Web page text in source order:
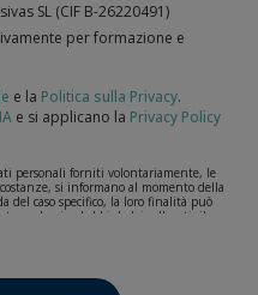
SL (CIF B-­26220491)
per formazione e
e la Politica sulla Privacy.
e si applicano la Privacy Policy
personali forniti volontariamente, le
si informano al momento della
del caso specifico, la loro finalità può
reclami o dubbi da lei sollevati, il
integrale e commerciale dei
confidenziali e saranno